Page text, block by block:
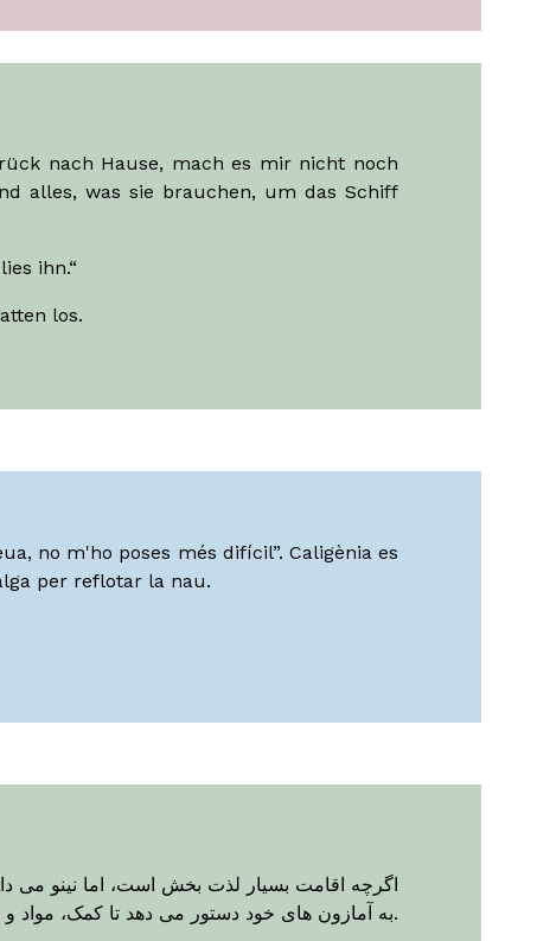
nach Hause, mach es mir nicht noch
alles, was sie brauchen, um das Schiff
ihn.“
los.
no m'ho poses més difícil”. Caligènia es
per reflotar la nau.
اگرچه اقامت بسیار لذت بخش است، اما نینو می
به آمازون های خود دستور می دهد تا کمک، مواد و هر آنچه را که برای شناور کردن کشتی لازم است در اختیار آشوری ها قرار دهند.